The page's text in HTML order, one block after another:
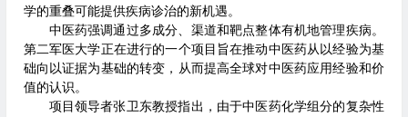
学的重叠可能提供疾病诊治的新机遇。
中医药强调通过多成分、渠道和靶点整体有机地管理疾病。
第二军医大学正在进行的一个项目旨在推动中医药从以经验为基
础向以证据为基础的转变，从而提高全球对中医药应用经验和价
值的认识。
项目领导者张卫东教授指出，由于中医药化学组分的复杂性